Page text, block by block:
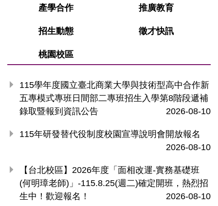
產學合作 推廣教育
招生動態 徵才快訊
桃園校區
115學年度國立臺北商業大學與技術型高中合作新
五專模式專班日間部二專班招生入學第8階段遞補
錄取暨報到資訊公告
2026-08-10
115年研發替代役制度校園宣導說明會開放報名
2026-08-10
【台北校區】2026年度「面相改運-實務基礎班
(何明璋老師)」-115.8.25(週二)確定開班，熱烈招
生中！歡迎報名！
2026-08-10